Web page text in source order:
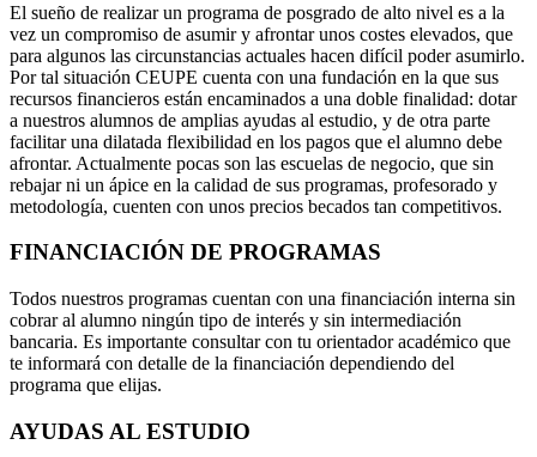
El sueño de realizar un programa de posgrado de alto nivel es a la
vez un compromiso de asumir y afrontar unos costes elevados, que
para algunos las circunstancias actuales hacen difícil poder asumirlo.
Por tal situación CEUPE cuenta con una fundación en la que sus
recursos financieros están encaminados a una doble finalidad: dotar
a nuestros alumnos de amplias ayudas al estudio, y de otra parte
facilitar una dilatada flexibilidad en los pagos que el alumno debe
afrontar. Actualmente pocas son las escuelas de negocio, que sin
rebajar ni un ápice en la calidad de sus programas, profesorado y
metodología, cuenten con unos precios becados tan competitivos.
FINANCIACIÓN DE PROGRAMAS
Todos nuestros programas cuentan con una financiación interna sin
cobrar al alumno ningún tipo de interés y sin intermediación
bancaria. Es importante consultar con tu orientador académico que
te informará con detalle de la financiación dependiendo del
programa que elijas.
AYUDAS AL ESTUDIO